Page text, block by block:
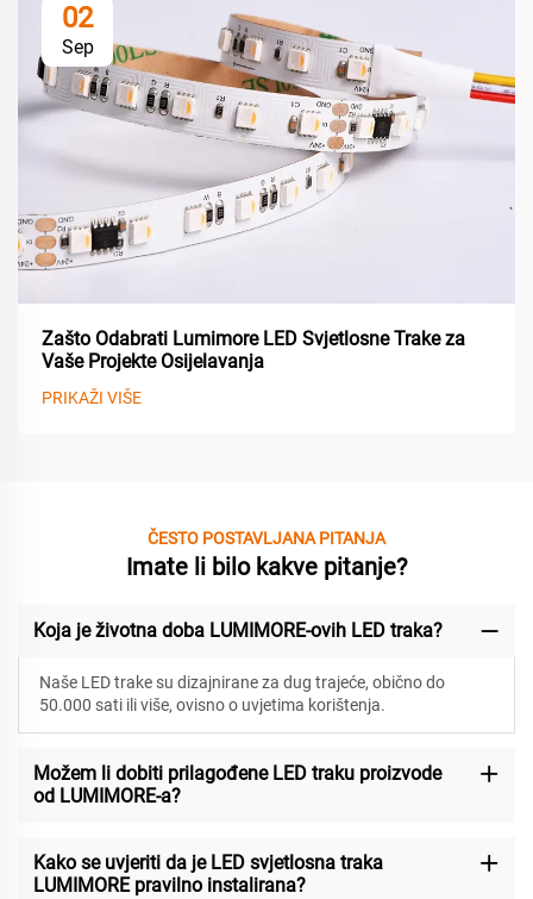
02
Sep
Zašto Odabrati Lumimore LED Svjetlosne Trake za
Vaše Projekte Osijelavanja
PRIKAŽI VIŠE
ČESTO POSTAVLJANA PITANJA
Imate li bilo kakve pitanje?
Koja je životna doba LUMIMORE-ovih LED traka?
Naše LED trake su dizajnirane za dug trajeće, obično do
50.000 sati ili više, ovisno o uvjetima korištenja.
Možem li dobiti prilagođene LED traku proizvode
od LUMIMORE-a?
Kako se uvjeriti da je LED svjetlosna traka
LUMIMORE pravilno instalirana?